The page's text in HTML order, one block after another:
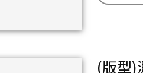
(版型)